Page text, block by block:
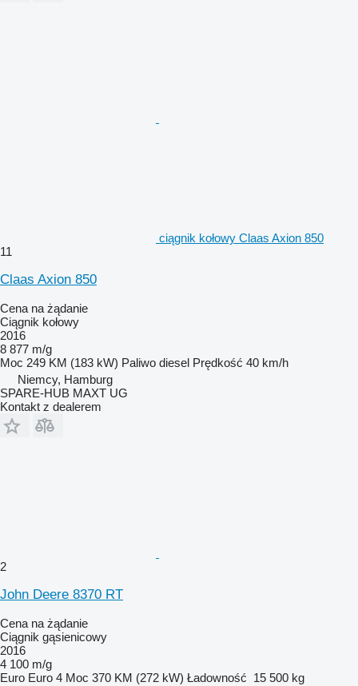
ciągnik kołowy Claas Axion 850
11
Claas Axion 850
Cena na żądanie
Ciągnik kołowy
2016
8 877 m/g
Moc 249 KM (183 kW) Paliwo diesel Prędkość 40 km/h
Niemcy, Hamburg
SPARE-HUB MAXT UG
Kontakt z dealerem
2
John Deere 8370 RT
Cena na żądanie
Ciągnik gąsienicowy
2016
4 100 m/g
Euro Euro 4 Moc 370 KM (272 kW) Ładowność 15 500 kg